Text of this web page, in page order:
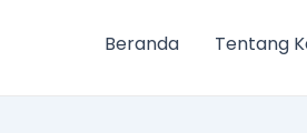
Beranda Tentang